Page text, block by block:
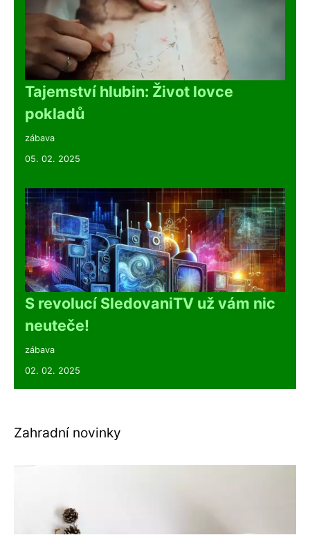
Tajemství hlubin: Život lovce
pokladů
zábava
05. 02. 2025
S revolucí SledovaniTV už vám nic
neuteče!
zábava
02. 02. 2025
Zahradní novinky